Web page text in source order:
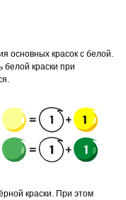
основных красок с белой.
краски при
краски. При этом